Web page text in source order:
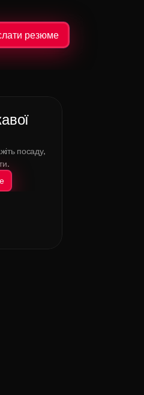
резюме
посаду,